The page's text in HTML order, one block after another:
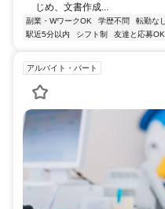
じめ、文書作成...
副業・WワークOK 学歴不問 転勤なし
駅近5分以内
シフト制 友達と応募OK
アルバイト・パート